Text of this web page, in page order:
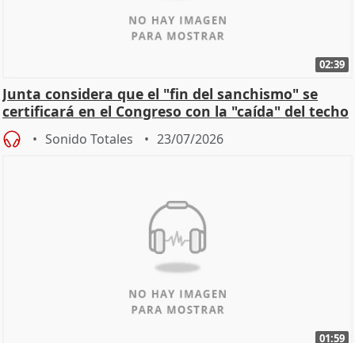
02:39
Junta considera que el "fin del sanchismo" se
certificará en el Congreso con la "caída" del techo
de
Sonido Totales 23/07/2026
01:59